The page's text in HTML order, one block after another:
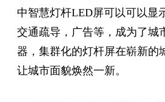
中智慧灯杆LED屏可以可以显
交通疏导，广告等，成为了城
器，集群化的灯杆屏在崭新的
让城市面貌焕然一新。